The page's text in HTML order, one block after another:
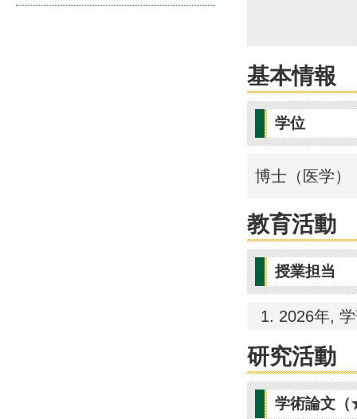
基本情報
学位
博士（医学
教育活動
授業担当
2026年,
研究活動
学術論文